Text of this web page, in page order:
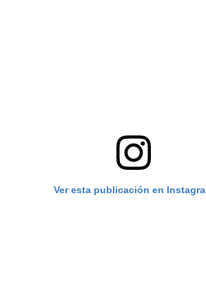
Ver esta publicación en